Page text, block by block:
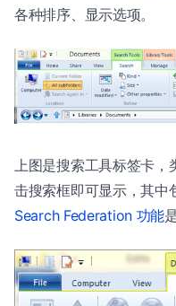
各种排序、显示选项。
上图是搜索工具标签卡
击搜索框即可显示，其中
Search Federation 功能